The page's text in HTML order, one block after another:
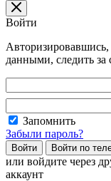
Войти
данными, следить за
Запомнить
Забыли пароль?
Войти Войти по
или войдите через
аккаунт